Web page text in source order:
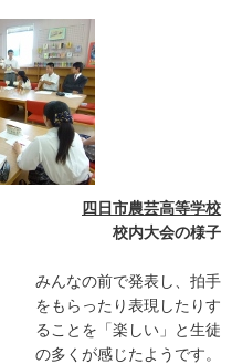
四日市農芸高等学校
校内大会の様子
みんなの前で発表し、拍手
をもらったり表現したりす
ることを「楽しい」と生徒
の多くが感じたようです。